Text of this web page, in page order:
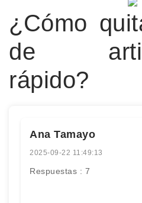
¿Cómo
de
rápido?
Ana Tamayo
2025-09-22 11:49:13
Respuestas : 7